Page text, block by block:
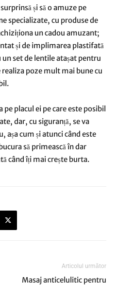
și să o amuze pe
specializate, cu produse de
un cadou amuzant;
și de implimarea plastifată
set de lentile atașat pentru
poze mult mai bune cu
placul ei pe care este posibil
dar, cu siguranță, se va
așa cum și atunci când este
să primească în dar
când îți mai crește burta.
Articolul următor
Masaj anticelulitic pentru